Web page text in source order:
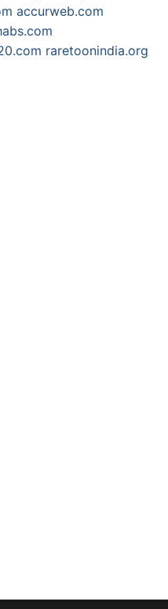
accurweb.com
raretoonindia.org